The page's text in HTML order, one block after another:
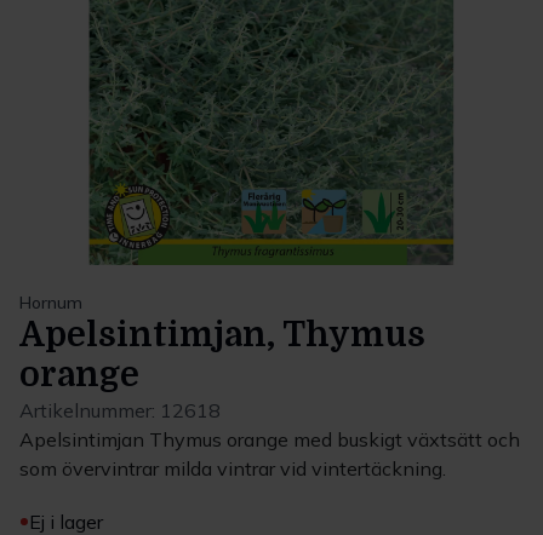
Hornum
Apelsintimjan, Thymus
orange
Artikelnummer: 12618
Apelsintimjan Thymus orange med buskigt växtsätt och
som övervintrar milda vintrar vid vintertäckning.
Ej i lager